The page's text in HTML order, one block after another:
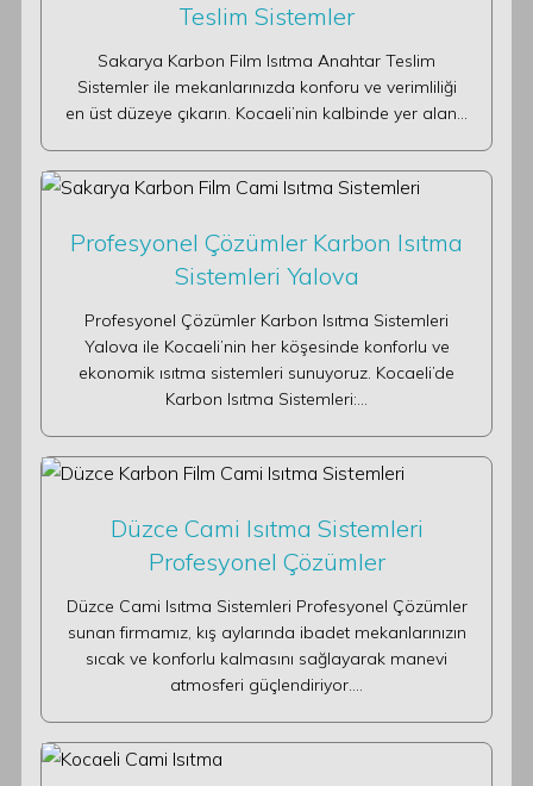
Teslim Sistemler
Sakarya Karbon Film Isıtma Anahtar Teslim
Sistemler ile mekanlarınızda konforu ve verimliliği
en üst düzeye çıkarın. Kocaeli’nin kalbinde yer alan…
Profesyonel Çözümler Karbon Isıtma
Sistemleri Yalova
Profesyonel Çözümler Karbon Isıtma Sistemleri
Yalova ile Kocaeli’nin her köşesinde konforlu ve
ekonomik ısıtma sistemleri sunuyoruz. Kocaeli’de
Karbon Isıtma Sistemleri:…
Düzce Cami Isıtma Sistemleri
Profesyonel Çözümler
Düzce Cami Isıtma Sistemleri Profesyonel Çözümler
sunan firmamız, kış aylarında ibadet mekanlarınızın
sıcak ve konforlu kalmasını sağlayarak manevi
atmosferi güçlendiriyor.…